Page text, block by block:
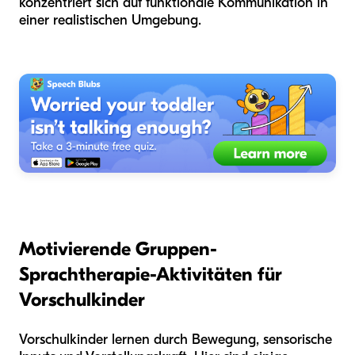
einer realistischen Umgebung.
Motivierende Gruppen-
Sprachtherapie-Aktivitäten für
Vorschulkinder
Vorschulkinder lernen durch Bewegung, sensorische